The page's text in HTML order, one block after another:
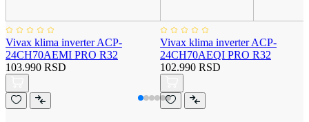
Vivax klima inverter ACP-
24CH70AEMI PRO R32
103.990 RSD
Vivax klima inverter ACP-
24CH70AEQI PRO R32
102.990 RSD